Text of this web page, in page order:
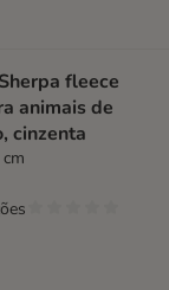
fleece
animais de
cinzenta